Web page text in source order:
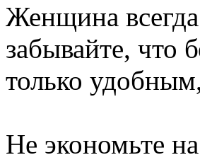
Женщина
забывайте, что
только
Не экономьте